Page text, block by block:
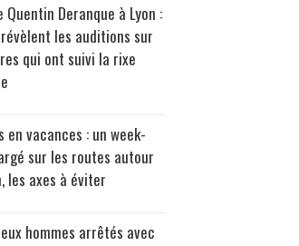
Quentin Deranque à Lyon :
les auditions sur
qui ont suivi la rixe
en vacances : un week-
sur les routes autour
les axes à éviter
hommes arrêtés avec